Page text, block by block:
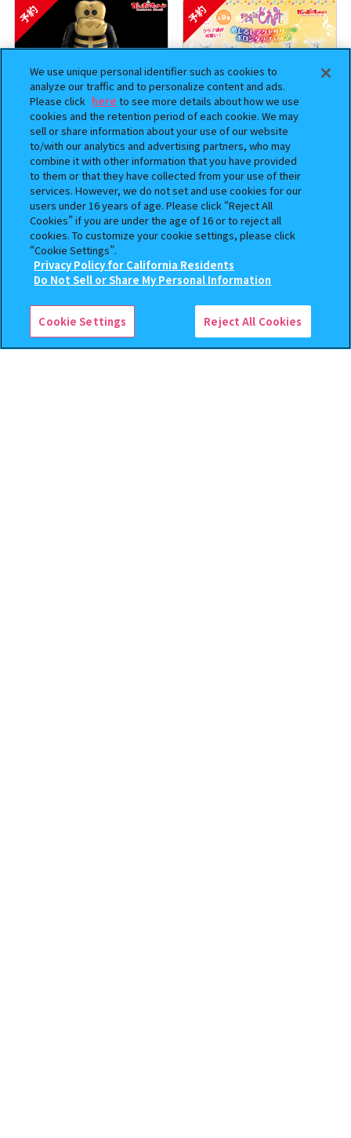
予約
BOUNTY HUNTER 『スカル
くん』ミニチュアフィギュアコ
レクション２
オンライン 500円
予約
おジャ魔女どれみ めじるし
アクセサリー ポロンタップ
ver. 2
オンライン
予約 予約
この商品が売っているお店
We use unique personal identifier such as cookies to
analyze our traffic and to personalize content and ads.
Please click here to see more details about how we use
cookies and the retention period of each cookie. We may
sell or share information about your use of our website
to/with our analytics and advertising partners, who may
combine it with other information that you have provided
to them or that they have collected from your use of their
services. However, we do not set and use cookies for our
users under 16 years of age. Please click “Reject All
Cookies” if you are under the age of 16 or to reject all
cookies. To customize your cookie settings, please click
“Cookie Settings”.
Privacy Policy for California Residents
Do Not Sell or Share My Personal Information
Cookie Settings Reject All Cookies